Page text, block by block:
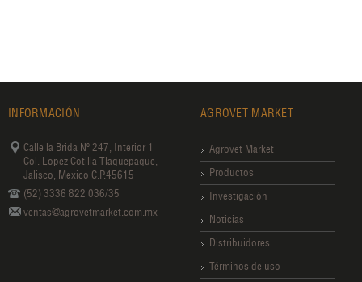
INFORMACIÓN
Calle la Brida Nº 247, Interior 1
Col. Lopez Cotilla Tlaquepaque,
Jalisco, Mexico C.P.45615
(52) 3336 822 036/35
ventas@agrovetmarket.com.mx
AGROVET MARKET
Agrovet Market
Productos
Investigación
Noticias
Distribuidores
Términos de uso